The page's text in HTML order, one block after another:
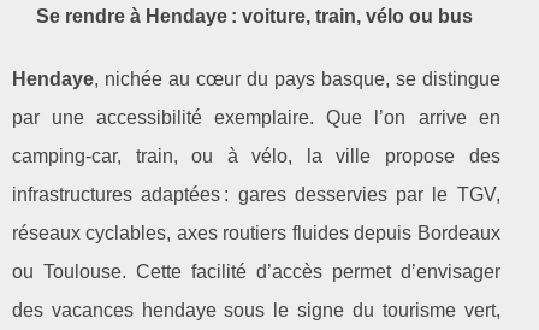
Se rendre à Hendaye : voiture, train, vélo ou bus
Hendaye, nichée au cœur du pays basque, se distingue
par une accessibilité exemplaire. Que l’on arrive en
camping-car, train, ou à vélo, la ville propose des
infrastructures adaptées : gares desservies par le TGV,
réseaux cyclables, axes routiers fluides depuis Bordeaux
ou Toulouse. Cette facilité d’accès permet d’envisager
des vacances hendaye sous le signe du tourisme vert,